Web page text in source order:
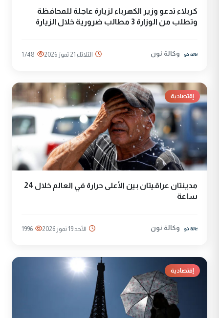
كربلاء تدعو وزير الكهرباء لزيارة عاجلة للمحافظة
وتطلب من الوزارة 3 مطالب ضرورية خلال الزيارة
وكالة نون الثلاثاء 21 تموز 2026 1748
إقتصادية
مدينتان عراقيتان بين الأعلى حرارة في العالم خلال 24
ساعة
وكالة نون الأحد 19 تموز 2026 1996
إقتصادية